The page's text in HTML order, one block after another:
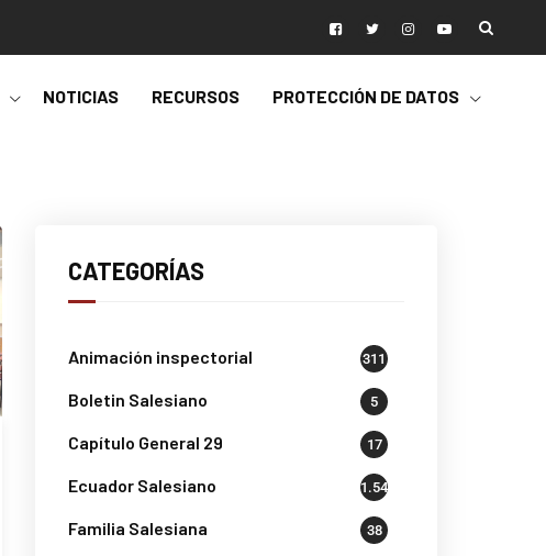
NOTICIAS RECURSOS PROTECCIÓN DE DATOS
CATEGORÍAS
Animación inspectorial 311
Boletin Salesiano 5
Capítulo General 29 17
Ecuador Salesiano 1.541
Familia Salesiana 38